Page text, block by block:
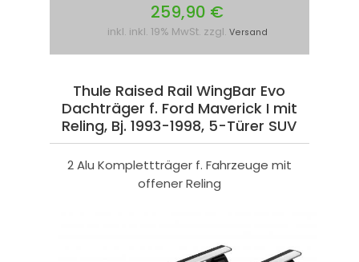
259,90 €
inkl. inkl. 19% MwSt. zzgl. Versand
Thule Raised Rail WingBar Evo
Dachträger f. Ford Maverick I mit
Reling, Bj. 1993-1998, 5-Türer SUV
2 Alu Komplettträger f. Fahrzeuge mit
offener Reling